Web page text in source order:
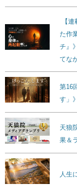
【連
た作
チ』
てな
第16
す」
天狼
果＆
人生